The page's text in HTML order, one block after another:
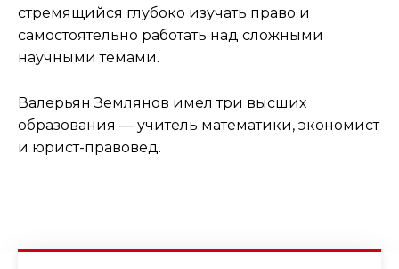
стремящийся глубоко изучать право и
самостоятельно работать над сложными
научными темами.
Валерьян Землянов имел три высших
образования — учитель математики, экономист
и юрист-правовед.